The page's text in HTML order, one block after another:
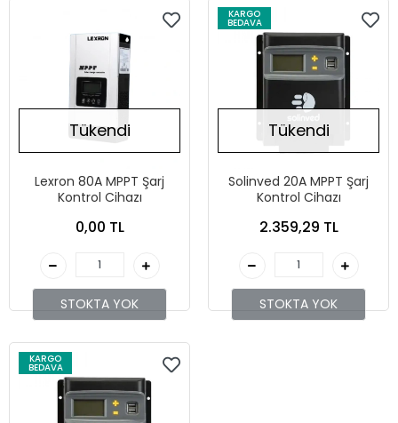
Tükendi
Lexron 80A MPPT Şarj
Kontrol Cihazı
0,00 TL
STOKTA YOK
KARGO
BEDAVA
Tükendi
Solinved 20A MPPT Şarj
Kontrol Cihazı
2.359,29 TL
STOKTA YOK
KARGO
BEDAVA